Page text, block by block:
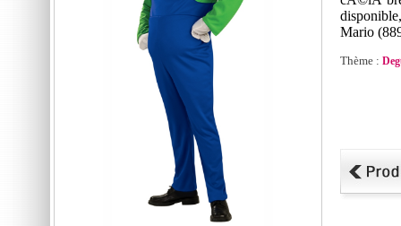
Mario
Thème :